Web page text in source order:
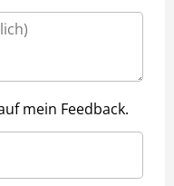
mein Feedback.